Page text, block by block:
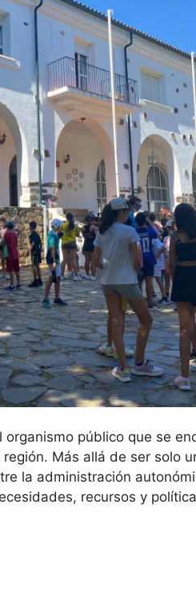
organismo público que se
Más allá de ser solo
la administración
recursos y